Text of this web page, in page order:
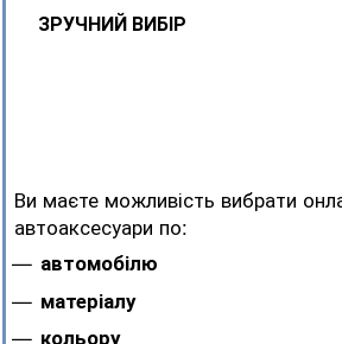
ЗРУЧНИЙ ВИБІР
Ви маєте можливість вибрати
автоаксесуари по:
автомобілю
матеріалу
кольору